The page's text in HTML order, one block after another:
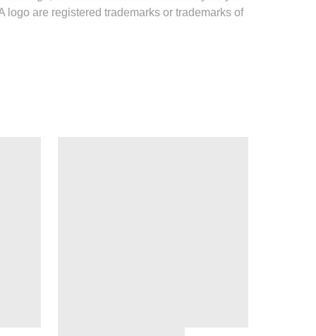
logo are registered trademarks or trademarks of